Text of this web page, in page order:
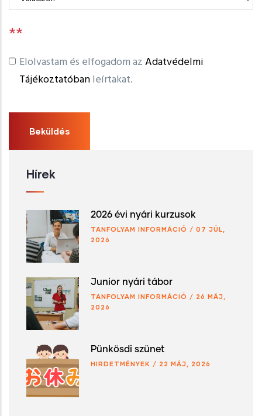
**
Elolvastam és elfogadom azAdatvédelmi
Tájékoztatóbanleírtakat.
Hírek
2026 évi nyári kurzusok
TANFOLYAM INFORMÁCIÓ / 07 JÚL,
2026
Junior nyári tábor
TANFOLYAM INFORMÁCIÓ / 26 MÁJ,
2026
Pünkösdi szünet
HIRDETMÉNYEK / 22 MÁJ, 2026